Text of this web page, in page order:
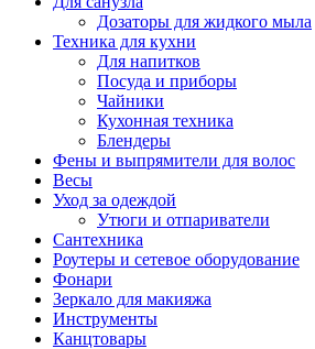
Дозаторы для жидкого мыла
Техника для кухни
Для напитков
Посуда и приборы
Чайники
Кухонная техника
Блендеры
Фены и выпрямители для волос
Весы
Уход за одеждой
Утюги и отпариватели
Сантехника
Роутеры и сетевое оборудование
Фонари
Зеркало для макияжа
Инструменты
Канцтовары